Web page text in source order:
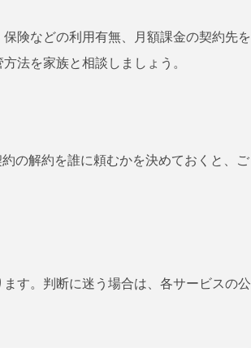
険などの利用有無、月額課金の契約先を
法を家族と相談しましょう。
の解約を誰に頼むかを決めておくと、ご
す。判断に迷う場合は、各サービスの公